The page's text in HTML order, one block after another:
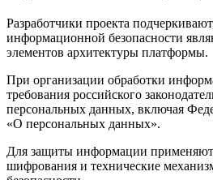
Разработчики проекта
информационной безопасности
элементов архитектуры платформы.
При организации обработки
требования российского
персональных данных, включая
«О персональных данных».
Для защиты информации
шифрования и технические